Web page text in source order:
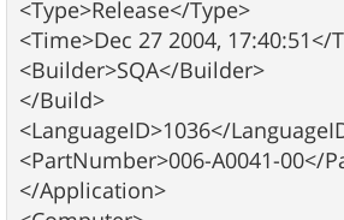
<Type>Release</Type>
<Time>Dec 27 2004, 17:40:51</
<Builder>SQA</Builder>
</Build>
<LanguageID>1036</
<PartNumber>006-A0041-00</
</Application>